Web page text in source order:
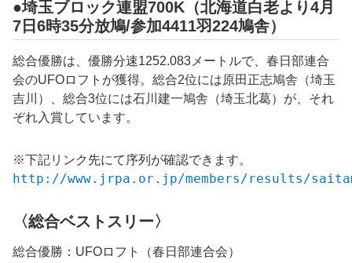
●埼玉ブロック連盟700K（北海道白老より4月
7日6時35分放鳩/参加4411羽224鳩舎）
総合優勝は、優勝分速1252.083メートルで、春日部連合
会のUFOロフトが獲得。総合2位には原田正志鳩舎（埼玉
吉川）、総合3位には石川建一鳩舎（埼玉北葛）が、それ
ぞれ入賞しています。
※下記リンク先にて序列が確認できます。
http://www.jrpa.or.jp/members/results/
〈総合ベストスリー〉
総合優勝：UFOロフト（春日部連合会）